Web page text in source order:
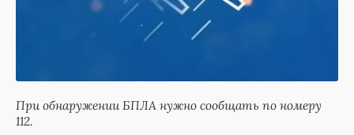
При обнаружении БПЛА нужно сообщать по номеру
112.